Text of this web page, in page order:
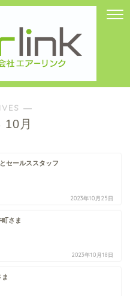
―
10月
セールススタッフ
2023年10月25日
さま
2023年10月18日